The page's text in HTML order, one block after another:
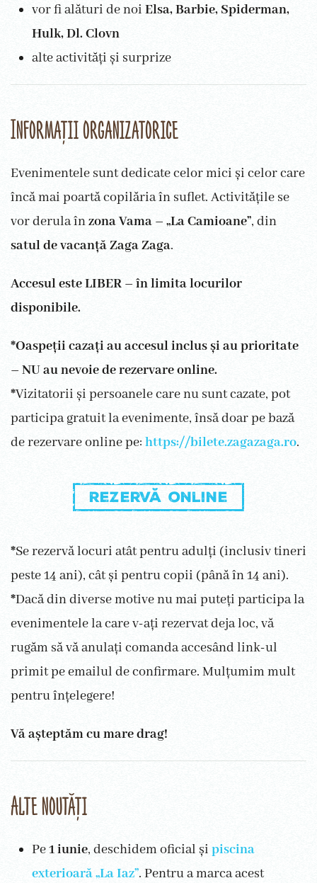
vor fi alături de noi Elsa, Barbie, Spiderman,
Hulk, Dl. Clovn
alte activități și surprize
Informații organizatorice
Evenimentele sunt dedicate celor mici și celor care
încă mai poartă copilăria în suflet. Activitățile se
vor derula înzona Vama – „La Camioane”, din
satul de vacanță Zaga Zaga.
Accesul este LIBER – în limita locurilor
disponibile.
*Oaspeții cazați au accesul inclus și au prioritate
– NU au nevoie de rezervare online.
*Vizitatorii și persoanele care nu sunt cazate, pot
participa gratuit la evenimente, însă doar pe bază
de rezervare online pe: https://bilete.zagazaga.ro.
Rezervă online
*Se rezervă locuri atât pentru adulți (inclusiv tineri
peste 14 ani), cât și pentru copii (până în 14 ani).
*Dacă din diverse motive nu mai puteți participa la
evenimentele la care v-ați rezervat deja loc, vă
rugăm să vă anulați comanda accesând link-ul
primit pe emailul de confirmare. Mulțumim mult
pentru înțelegere!
Vă așteptăm cu mare drag!
Alte noutăți
Pe1 iunie, deschidem oficial și piscina
exterioară „La Iaz”. Pentru a marca acest